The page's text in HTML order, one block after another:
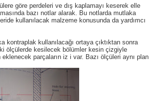
göre perdeleri ve dış kaplamayı keserek elle
bazı notlar alarak. Bu notlarda mutlaka
kullanılacak malzeme konusunda da yardımcı
kullanılacağı ortaya çıktıktan sonra
ölçülerde kesilecek bölümler kesin çizgiyle
parçaların iz i var. Bazı ölçüleri aynı plan